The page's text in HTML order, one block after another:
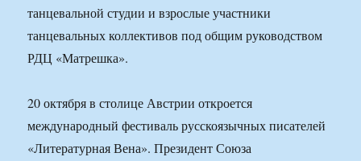
танцевальной студии и взрослые участники
танцевальных коллективов под общим руководством
РДЦ «Матрешка».
20 октября в столице Австрии откроется
международный фестиваль русскоязычных писателей
«Литературная Вена». Президент Союза